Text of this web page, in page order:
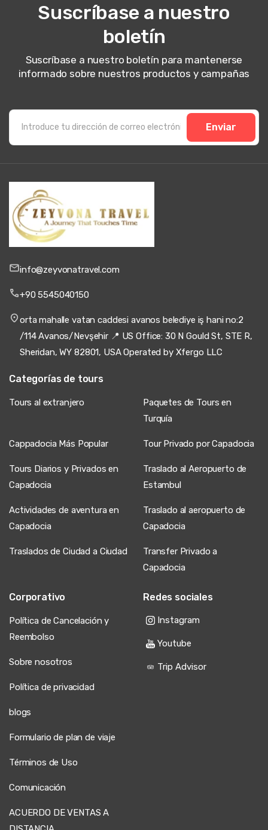
Suscríbase a nuestro
boletín
Suscríbase a nuestro boletín para mantenerse
informado sobre nuestros productos y campañas
Enviar
info@zeyvonatravel.com
+90 5545040150
orta mahalle vatan caddesi avanos belediye iş hani no:2
/114 Avanos/Nevşehir 📍 US Office: 30 N Gould St, STE R,
Sheridan, WY 82801, USA Operated by Xfergo LLC
Categorías de tours
Tours al extranjero
Paquetes de Tours en
Turquía
Cappadocia Más Popular Tour Privado por Capadocia
Tours Diarios y Privados en
Capadocia
Traslado al Aeropuerto de
Estambul
Actividades de aventura en
Capadocia
Traslado al aeropuerto de
Capadocia
Traslados de Ciudad a Ciudad
Transfer Privado a
Capadocia
Corporativo
Política de Cancelación y
Reembolso
Sobre nosotros
Política de privacidad
blogs
Formulario de plan de viaje
Términos de Uso
Comunicación
ACUERDO DE VENTAS A
Redes sociales
Instagram
Youtube
Trip Advisor